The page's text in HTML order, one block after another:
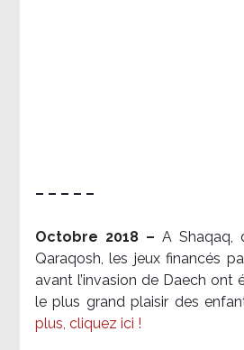
– – – – –
Octobre 2018 – A Shaqaq,
Qaraqosh, les jeux financés
avant l’invasion de Daech ont
le plus grand plaisir des
plus, cliquez ici !